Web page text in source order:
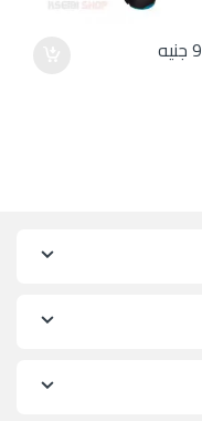
جنيه